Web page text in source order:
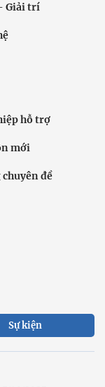
Giải trí
hỗ trợ
mới
đề
Sự kiện